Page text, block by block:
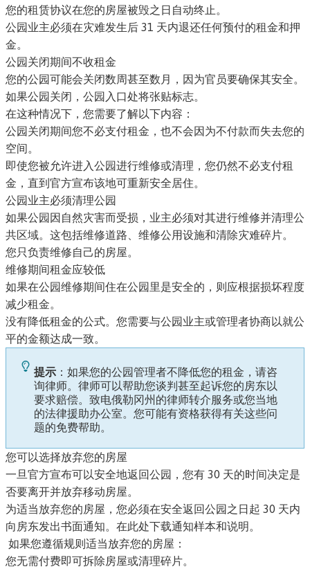
您的租赁协议在您的房屋被毁之日自动终止。
公园业主必须在灾难发生后 31 天内退还任何预付的租金和押
金。
公园关闭期间不收租金
您的公园可能会关闭数周甚至数月，因为官员要确保其安全。
如果公园关闭，公园入口处将张贴标志。
在这种情况下，您需要了解以下内容：
公园关闭期间您不必支付租金，也不会因为不付款而失去您的
空间。
即使您被允许进入公园进行维修或清理，您仍然不必支付租
金，直到官方宣布该地可重新安全居住。
公园业主必须清理公园
如果公园因自然灾害而受损，业主必须对其进行维修并清理公
共区域。这包括维修道路、维修公用设施和清除灾难碎片。
您只负责维修自己的房屋。
维修期间租金应较低
如果在公园维修期间住在公园里是安全的，则应根据损坏程度
减少租金。
没有降低租金的公式。您需要与公园业主或管理者协商以就公
平的金额达成一致。
提示 ：如果您的公园管理者不降低您的租金，请咨
询律师。律师可以帮助您谈判甚至起诉您的房东以
要求赔偿。致电俄勒冈州的律师转介服务或您当地
的法律援助办公室。您可能有资格获得有关这些问
题的免费帮助。
您可以选择放弃您的房屋
一旦官方宣布可以安全地返回公园，您有 30 天的时间决定是
否要离开并放弃移动房屋。
为适当放弃您的房屋，您必须在安全返回公园之日起 30 天内
向房东发出书面通知。 在此处下载通知样本和说明。
如果您遵循规则适当放弃您的房屋：
您无需付费即可拆除房屋或清理碎片。